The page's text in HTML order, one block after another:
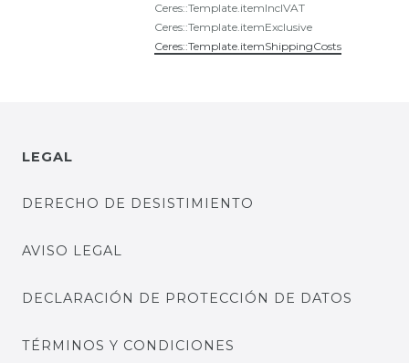
Ceres::Template.itemInclVAT
Ceres::Template.itemExclusive
Ceres::Template.itemShippingCosts
LEGAL
DERECHO DE DESISTIMIENTO
AVISO LEGAL
DECLARACIÓN DE PROTECCIÓN DE DATOS
TÉRMINOS Y CONDICIONES